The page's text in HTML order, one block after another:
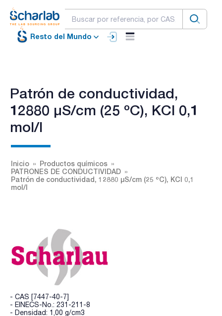
Resto del Mundo
Patrón de conductividad,
12880 µS/cm (25 ºC), KCl 0,1
mol/l
Inicio
Productos químicos
PATRONES DE CONDUCTIVIDAD
Patrón de conductividad, 12880 µS/cm (25 ºC), KCl 0,1
mol/l
- CAS [7447-40-7]
- EINECS-No.: 231-211-8
- Densidad: 1,00 g/cm3